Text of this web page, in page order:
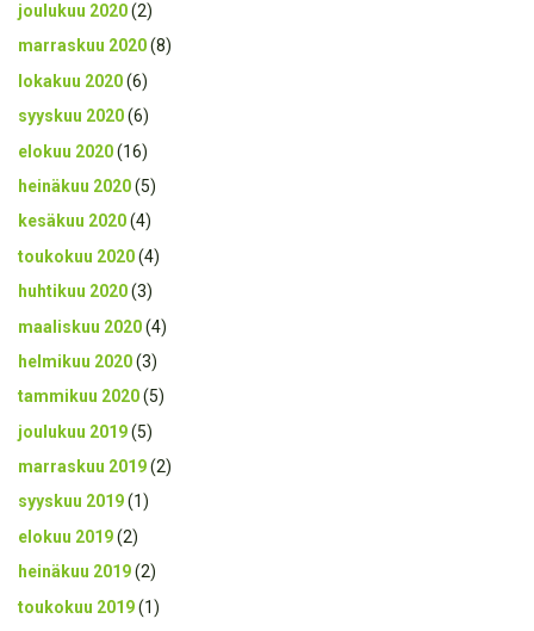
joulukuu 2020(2)
marraskuu 2020(8)
lokakuu 2020(6)
syyskuu 2020(6)
elokuu 2020(16)
heinäkuu 2020(5)
kesäkuu 2020(4)
toukokuu 2020(4)
huhtikuu 2020(3)
maaliskuu 2020(4)
helmikuu 2020(3)
tammikuu 2020(5)
joulukuu 2019(5)
marraskuu 2019(2)
syyskuu 2019(1)
elokuu 2019(2)
heinäkuu 2019(2)
toukokuu 2019(1)